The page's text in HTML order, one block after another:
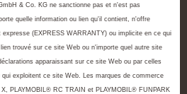
& Co. KG ne sanctionne pas et n'est pas
quelle information ou lien qu'il contient, n'offre
(EXPRESS WARRANTY) ou implicite en ce qui
trouvé sur ce site Web ou n'importe quel autre site
apparaissant sur ce site Web ou par celles
exploitent ce site Web. Les marques de commerce
PLAYMOBIL® RC TRAIN et PLAYMOBIL® FUNPARK